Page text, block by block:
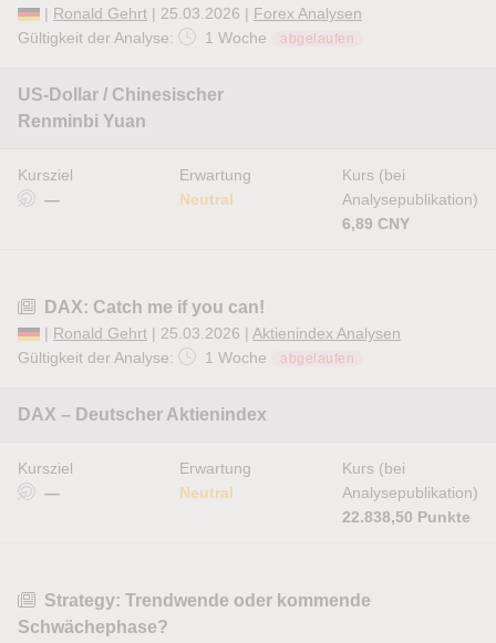
| Ronald Gehrt | 25.03.2026 | Forex Analysen
Gültigkeit der Analyse:
1 Woche abgelaufen
US-Dollar / Chinesischer
Renminbi Yuan
Kursziel
—
Erwartung
Neutral
Kurs (bei
Analysepublikation)
6,89 CNY
DAX: Catch me if you can!
| Ronald Gehrt | 25.03.2026 | Aktienindex Analysen
Gültigkeit der Analyse:
1 Woche abgelaufen
DAX – Deutscher Aktienindex
Kursziel
—
Erwartung
Neutral
Kurs (bei
Analysepublikation)
22.838,50 Punkte
Strategy: Trendwende oder kommende
Schwächephase?